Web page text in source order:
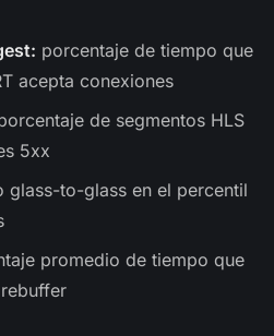
porcentaje de tiempo que
acepta conexiones
de segmentos HLS
5xx
glass-to-glass en el percentil
promedio de tiempo que